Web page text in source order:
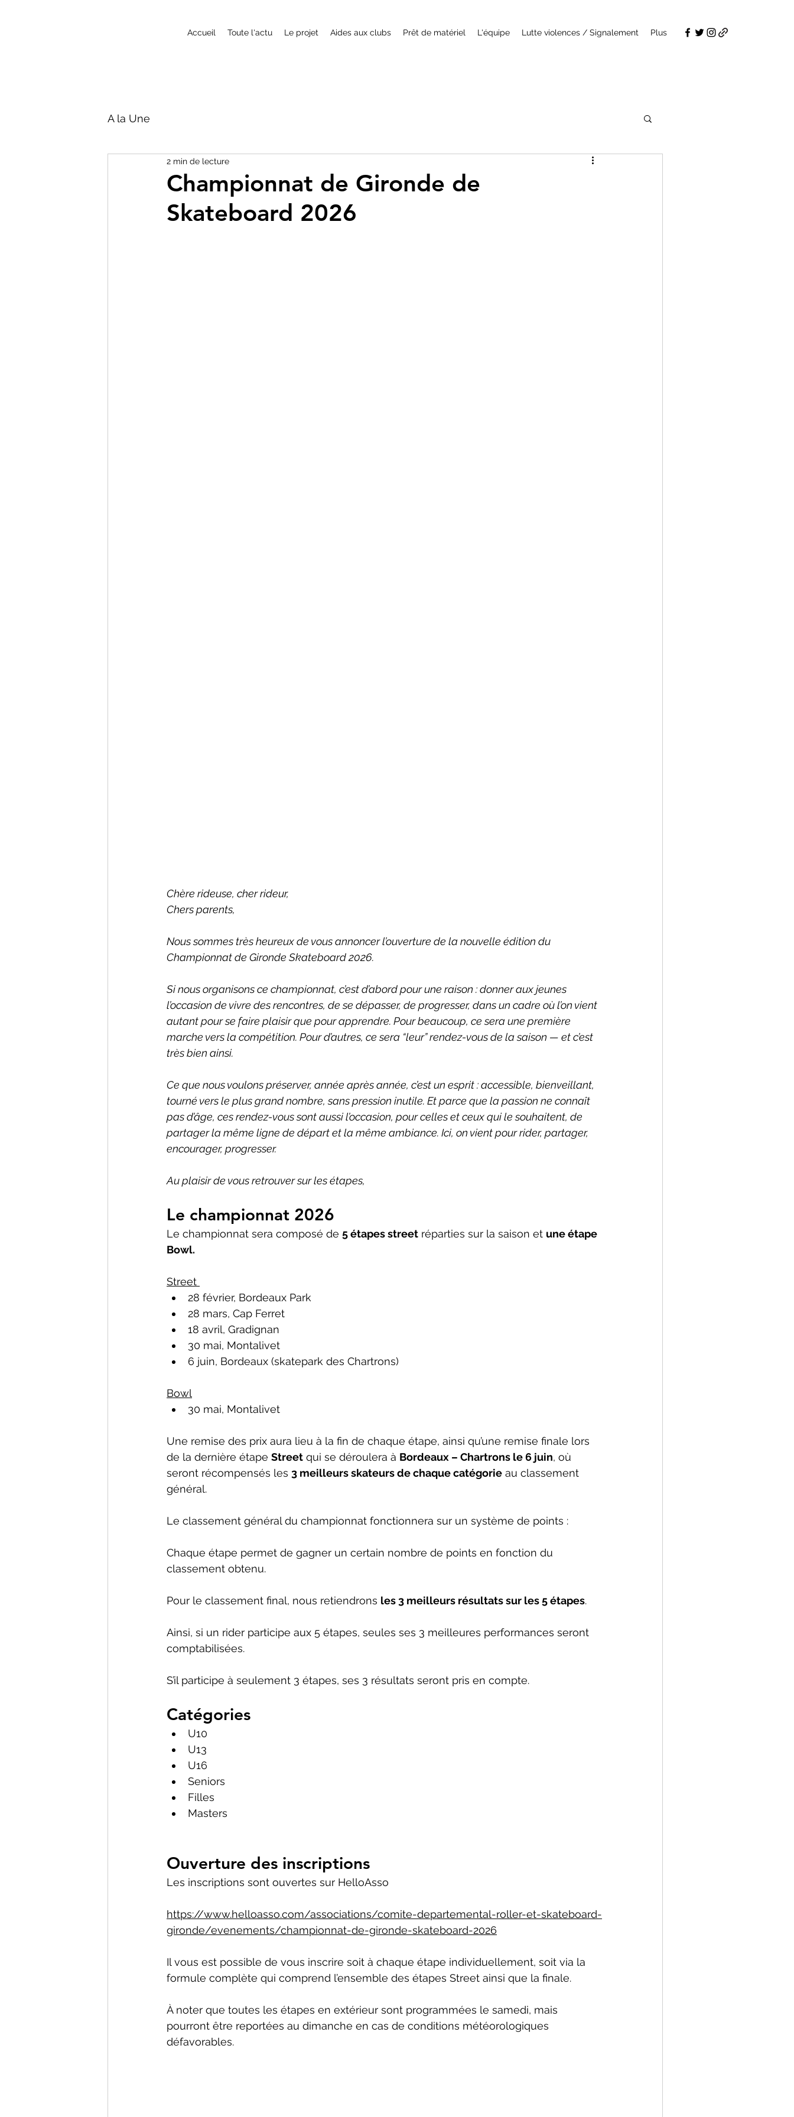
Accueil Toute l'actu Le projet Aides aux clubs Prêt de matériel L'équipe Lutte violences / Signalement Plus
A la Une
Championnat de Gironde de
Skateboard 2026
2 min de lecture
Chère rideuse, cher rideur,
Chers parents,
Nous sommes très heureux de vous annoncer l’ouverture de la nouvelle édition du
Championnat de Gironde Skateboard 2026.
Si nous organisons ce championnat, c’est d’abord pour une raison : donner aux jeunes
l’occasion de vivre des rencontres, de se dépasser, de progresser, dans un cadre où l’on vient
autant pour se faire plaisir que pour apprendre. Pour beaucoup, ce sera une première
marche vers la compétition. Pour d’autres, ce sera “leur” rendez-vous de la saison — et c’est
très bien ainsi.
Ce que nous voulons préserver, année après année, c’est un esprit : accessible, bienveillant,
tourné vers le plus grand nombre, sans pression inutile. Et parce que la passion ne connaît
pas d’âge, ces rendez-vous sont aussi l’occasion, pour celles et ceux qui le souhaitent, de
partager la même ligne de départ et la même ambiance. Ici, on vient pour rider, partager,
encourager, progresser.
Au plaisir de vous retrouver sur les étapes,
Le championnat 2026
Le championnat sera composé de 5 étapes street réparties sur la saison et une étape
Bowl.
Street
28 février, Bordeaux Park
28 mars, Cap Ferret
18 avril, Gradignan
30 mai, Montalivet
6 juin, Bordeaux (skatepark des Chartrons)
Bowl
30 mai, Montalivet
Une remise des prix aura lieu à la fin de chaque étape, ainsi qu’une remise finale lors
de la dernière étape Street qui se déroulera à Bordeaux – Chartrons le 6 juin, où
seront récompensés les 3 meilleurs skateurs de chaque catégorie au classement
général.
Le classement général du championnat fonctionnera sur un système de points :
Chaque étape permet de gagner un certain nombre de points en fonction du
classement obtenu.
Pour le classement final, nous retiendrons les 3 meilleurs résultats sur les 5 étapes.
Ainsi, si un rider participe aux 5 étapes, seules ses 3 meilleures performances seront
comptabilisées.
S’il participe à seulement 3 étapes, ses 3 résultats seront pris en compte.
Catégories
U10
U13
U16
Seniors
Filles
Masters
Ouverture des inscriptions
Les inscriptions sont ouvertes sur HelloAsso
https://www.helloasso.com/associations/comite-departemental-roller-et-skateboard-
gironde/evenements/championnat-de-gironde-skateboard-2026
Il vous est possible de vous inscrire soit à chaque étape individuellement, soit via la
formule complète qui comprend l’ensemble des étapes Street ainsi que la finale.
À noter que toutes les étapes en extérieur sont programmées le samedi, mais
pourront être reportées au dimanche en cas de conditions météorologiques
défavorables.